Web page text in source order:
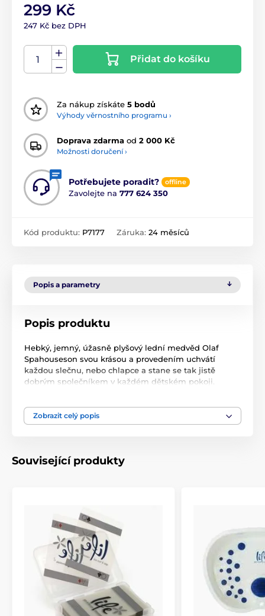
299 Kč
247 Kč bez DPH
Přidat do košíku
Za nákup získáte 5 bodů
Výhody věrnostního programu ›
Doprava zdarma od 2 000 Kč
Možnosti doručení ›
Potřebujete poradit? offline
Zavolejte na 777 624 350
Kód produktu: P7177 Záruka: 24 měsíců
Popis a parametry
Popis produktu
Hebký, jemný, úžasně plyšový lední medvěd Olaf
Spahouseson svou krásou a provedením uchvátí
každou slečnu, nebo chlapce a stane se tak jistě
dobrým společníkem v každém dětském pokoji.
měkký, dá se snadno přenášet. Na bříšku má výšivku
s logem Spahouse a to kapku vody.
Materiál: jemná plyš
Zobrazit celý popis
Související produkty